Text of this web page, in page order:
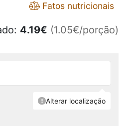
Fatos nutricionais
4.19€ (1.05€/porção)